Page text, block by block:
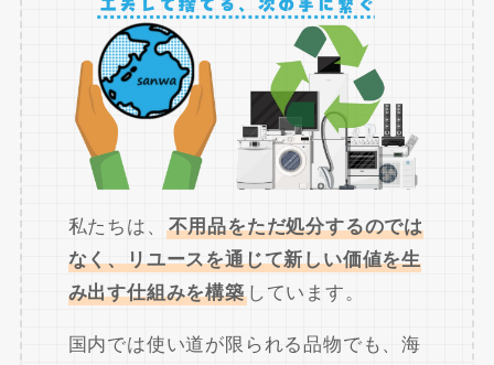
私たちは、
不用品をただ処分するのでは
なく、リユースを通じて新しい価値を生
み出す仕組みを構築しています。
国内では使い道が限られる品物でも、海